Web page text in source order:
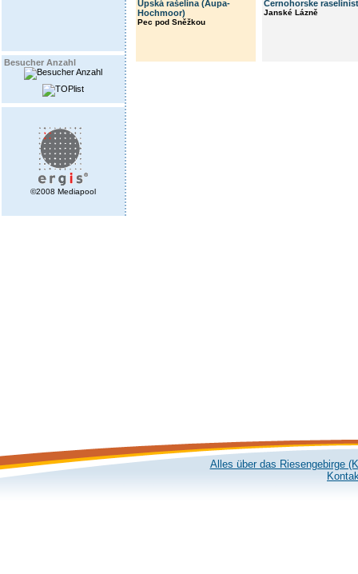
Besucher Anzahl
©2008 Mediapool
Úpská rašelina (Aupa-
Hochmoor)
Pec pod Sněžkou
Cernohorske
Janské Lázně
Alles über das Riesengebirge